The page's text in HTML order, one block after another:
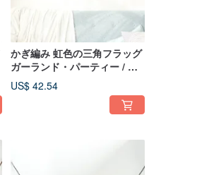
かぎ編み 虹色の三角フラッグ
ガーランド・パーティー / ア
ウトドア / キャンプ / ピクニ
ック / 誕生日 / インテリア
US$ 42.54